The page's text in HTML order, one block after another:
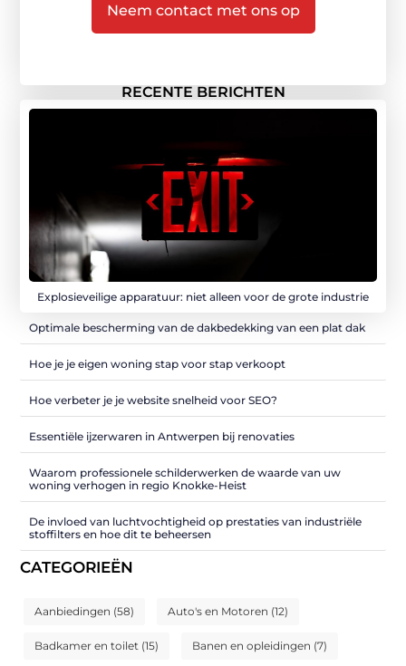
RECENTE BERICHTEN
Explosieveilige apparatuur: niet alleen voor de grote industrie
Optimale bescherming van de dakbedekking van een plat dak
Hoe je je eigen woning stap voor stap verkoopt
Hoe verbeter je je website snelheid voor SEO?
Essentiële ijzerwaren in Antwerpen bij renovaties
Waarom professionele schilderwerken de waarde van uw
woning verhogen in regio Knokke-Heist
De invloed van luchtvochtigheid op prestaties van industriële
stoffilters en hoe dit te beheersen
CATEGORIEËN
Aanbiedingen (58) Auto's en Motoren (12)
Badkamer en toilet (15) Banen en opleidingen (7)
Neem contact met ons op